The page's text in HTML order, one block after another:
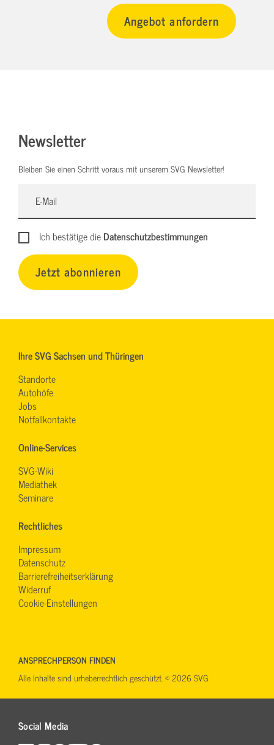
Newsletter
Bleiben Sie einen Schritt voraus mit unserem SVG Newsletter!
Ich bestätige dieDatenschutzbestimmungen
Jetzt abonnieren
Ihre SVG Sachsen und Thüringen
Standorte
Autohöfe
Jobs
Notfallkontakte
Online-Services
SVG-Wiki
Mediathek
Seminare
Rechtliches
Impressum
Datenschutz
Barrierefreiheitserklärung
Widerruf
Cookie-Einstellungen
Social Media
ANSPRECHPERSON FINDEN
Alle Inhalte sind urheberrechtlich geschützt. © 2026 SVG